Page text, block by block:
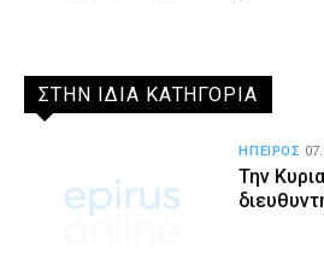
ΣΤΗΝ ΙΔΙΑ ΚΑΤΗΓΟΡΙΑ
Την
ΗΠΕΙΡΟΣ